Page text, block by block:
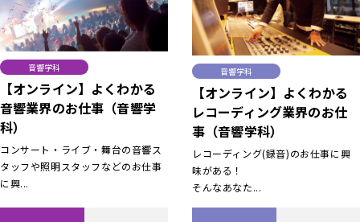
音響学科
【オンライン】よくわかる
音響業界のお仕事（音響学
科）
コンサート・ライブ・舞台の音響ス
タッフや照明スタッフなどのお仕事
に興...
音響学科
【オンライン】よくわかる
レコーディング業界のお仕
事（音響学科）
レコーディング(録音)のお仕事に興
味がある！
そんなあなた...